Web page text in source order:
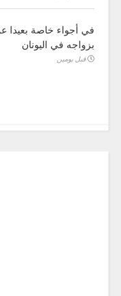
في أجواء خاصة بعيدا
بزواجه في اليونان
قبل يومين